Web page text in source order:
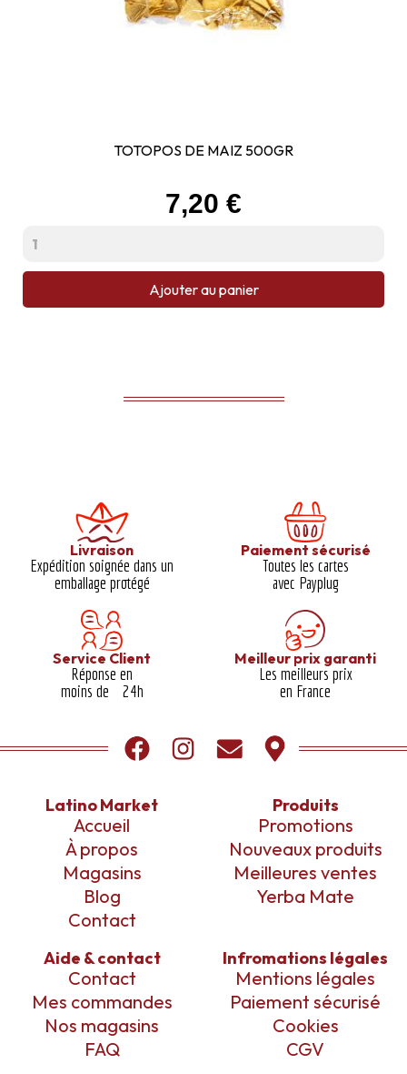
TOTOPOS DE MAIZ 500GR
Prix
7,20 €
Ajouter au panier
Livraison
Expédition soignée dans un
emballage protégé​
Paiement sécurisé
Toutes les cartes
avec Payplug
Service Client
Réponse en
moins de 24h
Meilleur prix garanti​
Les meilleurs prix
en France
Latino Market
Accueil
À propos
Magasins
Blog
Contact
Produits
Promotions
Nouveaux produits
Meilleures ventes
Yerba Mate
Aide & contact
Contact
Mes commandes
Nos magasins
FAQ
Infromations légales
Mentions légales
Paiement sécurisé
Cookies
CGV